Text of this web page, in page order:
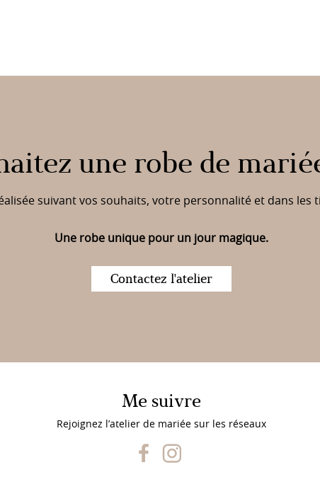
une robe de
suivant vos souhaits, votre personnalité et dans les
Une robe unique pour un jour magique.
Contactez l'atelier
Me suivre
Rejoignez l’atelier de mariée sur les réseaux